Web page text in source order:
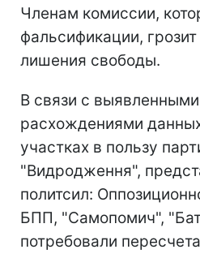
Членам комиссии,
фальсификации,
лишения свободы.
В связи с выявленными
расхождениями
участках в пользу
"Видродження",
политсил:
БПП, "Самопомич",
потребовали